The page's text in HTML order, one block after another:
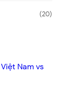
20
Nam vs